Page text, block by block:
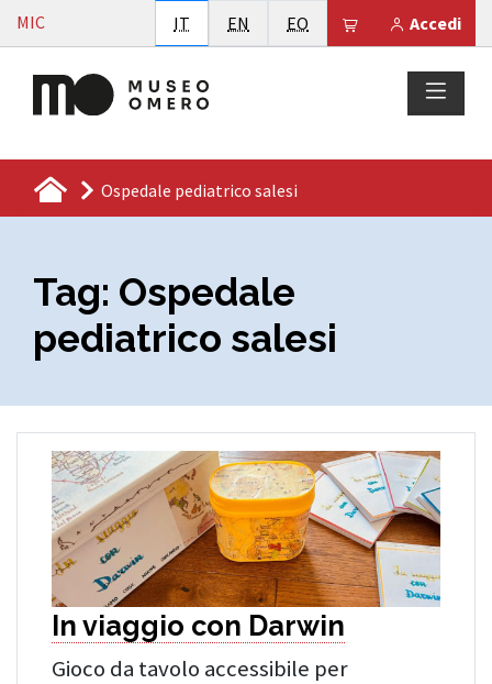
Vai al contenuto
MIC Accedi
Il tuo carrello è
IT Italiano
EN English
EO Esperanto
Ospedale pediatrico salesi
Tag: Ospedale
pediatrico salesi
In viaggio con Darwin
Gioco da tavolo accessibile per